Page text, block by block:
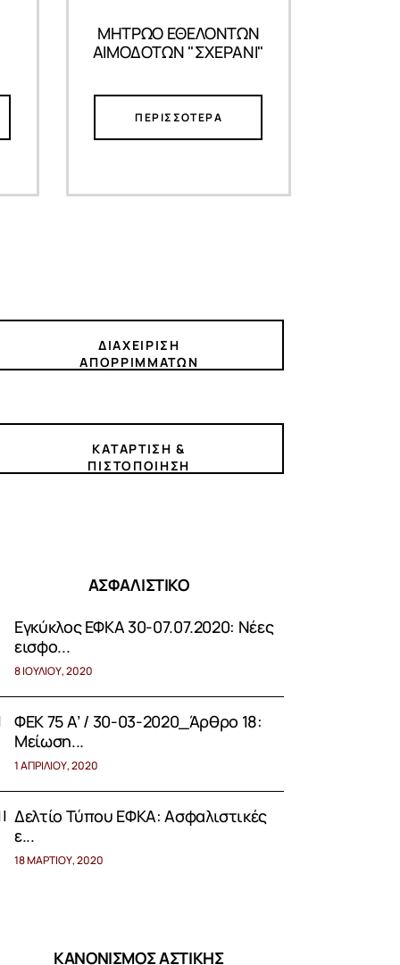
ΜΗΤΡΩΟ ΕΘΕΛΟΝΤΩΝ
ΑΙΜΟΔΟΤΩΝ "ΣΧΕΡΑΝΙ"
ΠΕΡΙΣΣΟΤΕΡΑ
ΔΙΑΧΕΙΡΙΣΗ
ΑΠΟΡΡΙΜΜΑΤΩΝ
ΚΑΤΑΡΤΙΣΗ &
ΠΙΣΤΟΠΟΙΗΣΗ
ΑΣΦΑΛΙΣΤΙΚΟ
Εγκύκλος ΕΦΚΑ 30-07.07.2020: Νέες
εισφο...
8 ΙΟΥΛΊΟΥ, 2020
ΦΕΚ 75 Α’ / 30-03-2020_Άρθρο 18:
Μείωση...
1 ΑΠΡΙΛΊΟΥ, 2020
Δελτίο Τύπου ΕΦΚΑ: Aσφαλιστικές
ε...
18 ΜΑΡΤΊΟΥ, 2020
ΚΑΝΟΝΙΣΜΟΣ ΑΣΤΙΚΗΣ